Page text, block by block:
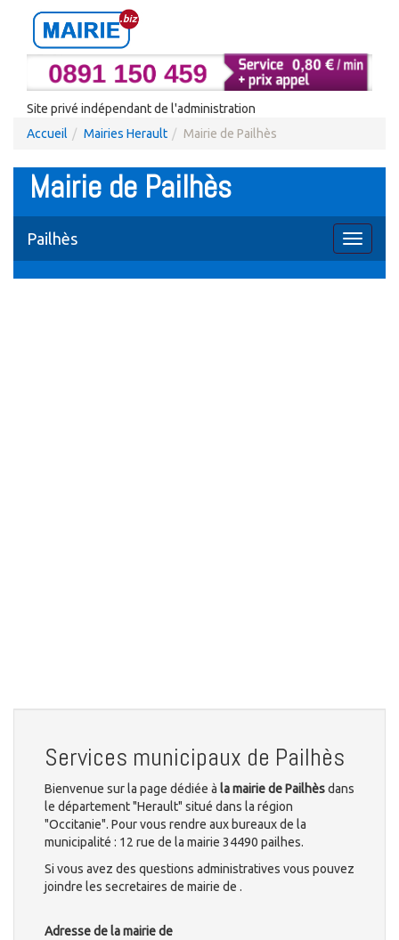
Site privé indépendant de l'administration
Accueil
Mairies Herault Mairie de Pailhès
Mairie de Pailhès
Toggle
Pailhès
Services municipaux de Pailhès
Bienvenue sur la page dédiée à la mairie de Pailhèsdans
le département "Herault" situé dans la région
"Occitanie". Pour vous rendre aux bureaux de la
municipalité : 12 rue de la mairie 34490 pailhes.
Si vous avez des questions administratives vous pouvez
joindre les secretaires de mairie de .
Adresse de la mairie de